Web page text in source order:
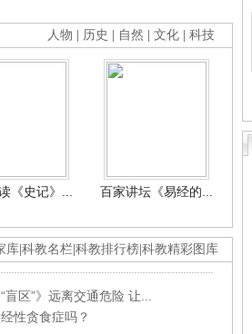
人物 历史 自然 文化 科技
《史记》... 百家讲坛《易经的...
库 科教名栏 科教排行榜 科教精彩图库
“盲区”》远离交通危险 让...
性贪食症吗？